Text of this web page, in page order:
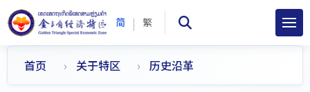
简 | 繁
首页 关于特区 历史沿革